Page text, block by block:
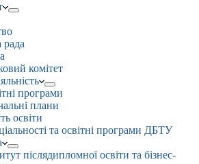
рада
комітет
програми
плани
освіти
та освітні програми ДБТУ
післядипломної освіти та бізнес-